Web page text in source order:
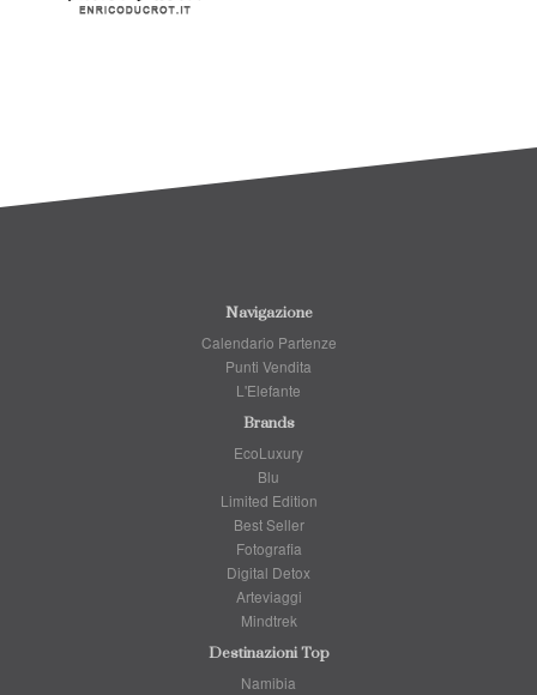
Navigazione
Calendario Partenze
Punti Vendita
L'Elefante
Brands
EcoLuxury
Blu
Limited Edition
Best Seller
Fotografia
Digital Detox
Arteviaggi
Mindtrek
Destinazioni Top
Namibia